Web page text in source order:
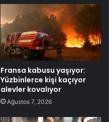
Fransa kabusu yaşıyor:
Yüzbinlerce kişi kaçıyor
alevler kovalıyor
Ağustos 7, 2026